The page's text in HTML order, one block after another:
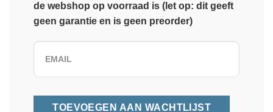
de webshop op voorraad is (let op: dit geeft
geen garantie en is geen preorder)